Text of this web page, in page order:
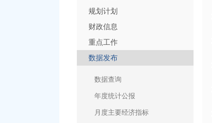
规划计划
财政信息
重点工作
数据发布
数据查询
年度统计公报
月度主要经济指标